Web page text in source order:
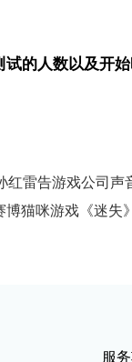
的人数以及开
红雷告游戏公司声
猫咪游戏《迷失
服